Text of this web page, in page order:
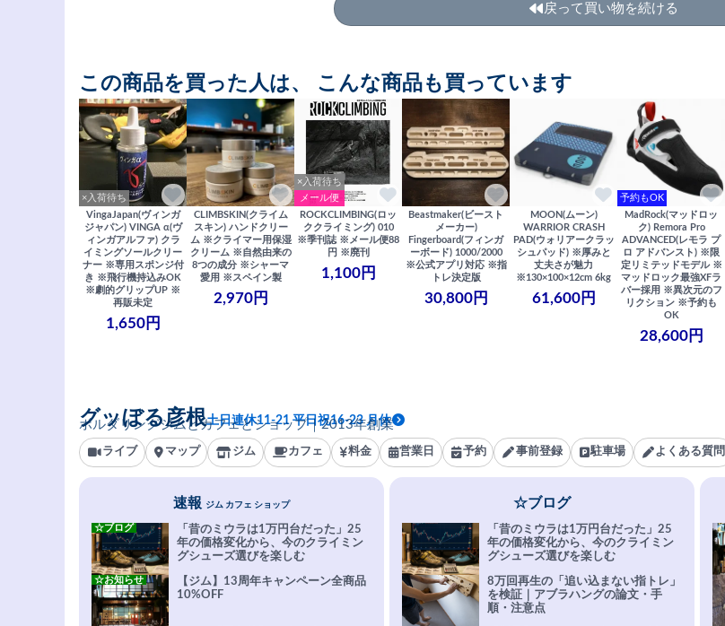
戻って買い物を続ける
この商品を買った人は、 こんな商品も買っています
×入荷待ち
VingaJapan(ヴィンガ
ジャパン) VINGA α(ヴ
ィンガアルファ) クラ
イミングソールクリー
ナー ※専用スポンジ付
き ※飛行機持込みOK
※劇的グリップUP ※
再販未定
1,650円
CLIMBSKIN(クライム
スキン) ハンドクリー
ム ※クライマー用保湿
クリーム ※自然由来の
8つの成分 ※シャーマ
愛用 ※スペイン製
2,970円
×入荷待ち
メール便
ROCKCLIMBING(ロッ
ククライミング) 010
※季刊誌 ※メール便88
円 ※廃刊
1,100円
Beastmaker(ビースト
メーカー)
Fingerboard(フィンガ
ーボード) 1000/2000
※公式アプリ対応 ※指
トレ決定版
30,800円
MOON(ムーン)
WARRIOR CRASH
PAD(ウォリアークラッ
シュパッド) ※厚みと
丈夫さが魅力
※130×100×12cm 6kg
61,600円
予約もOK
MadRock(マッドロッ
ク) Remora Pro
ADVANCED(レモラ プ
ロ アドバンスト) ※限
定リミテッドモデル ※
マッドロック最強XFラ
バー採用 ※異次元のフ
リクション ※予約も
OK
28,600円
ボルダリングジムとカフェとショップ｜2013年創業
グッぼる彦根土日連休11-21 平日祝16-23 月休
ライブ マップ ジム カフェ 料金 営業日 予約 事前登録 駐車場 よくある質問
速報 ジム カフェ ショップ
「昔のミウラは1万円台だった」25
年の価格変化から、今のクライミン
グシューズ選びを楽しむ
☆ブログ
【ジム】13周年キャンペーン全商品
10%OFF
☆お知らせ
☆ブログ
「昔のミウラは1万円台だった」25
年の価格変化から、今のクライミン
グシューズ選びを楽しむ
8万回再生の「追い込まない指トレ」
を検証｜アブラハングの論文・手
順・注意点